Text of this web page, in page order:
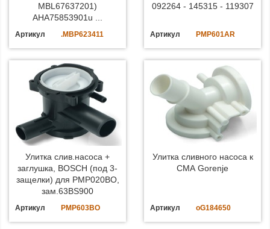
MBL67637201)
AHA75853901u ...
Артикул .MBP623411
092264 - 145315 - 119307
Артикул PMP601AR
Улитка слив.насоса +
заглушка, BOSCH (под 3-
защелки) для PMP020BO,
зам.63BS900
Артикул PMP603BO
Улитка сливного насоса к
СМА Gorenje
Артикул oG184650